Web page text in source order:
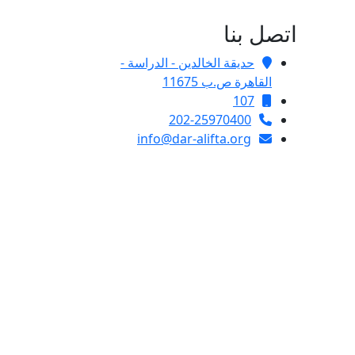
اتصل بنا
حديقة الخالدين - الدراسة -
القاهرة ص.ب 11675
107
202-25970400
info@dar-alifta.org